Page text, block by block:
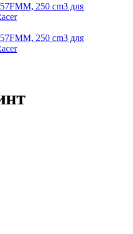
250 cm3 для
250 cm3 для